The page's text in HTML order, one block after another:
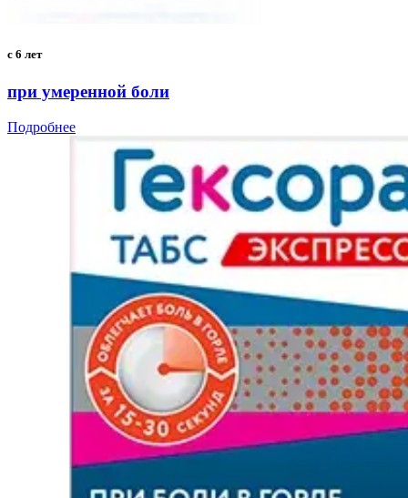
с 6 лет
при умеренной боли
Подробнее